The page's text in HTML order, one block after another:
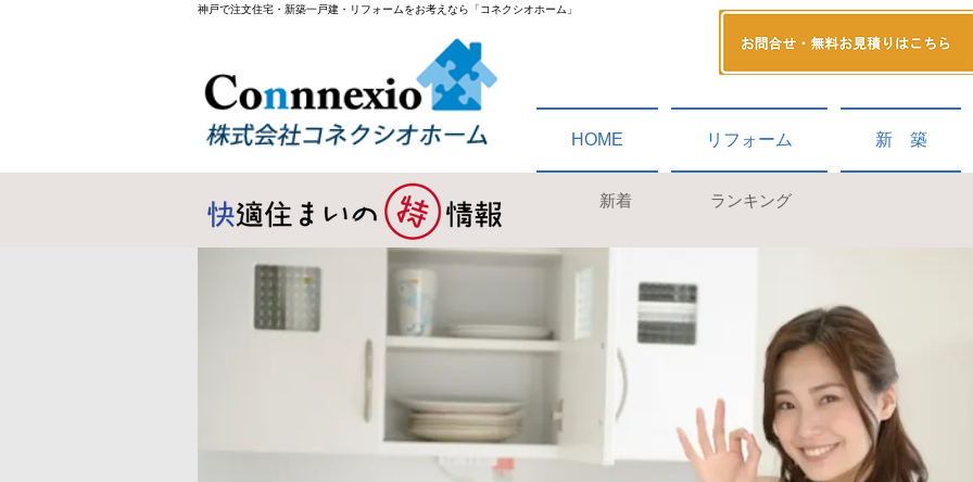
神戸で注文住宅・新築一戸建・リフォームをお考えなら「コネクシオホーム」
HOME リフォーム 新 築
新着 ランキング